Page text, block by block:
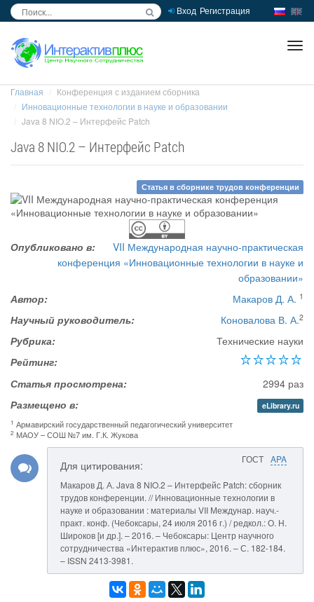
Вход Регистрация
Главная
Конференция с изданием сборника
Инновационные технологии в науке и образовании
Java 8 NIO.2 – Интерфейс Patch
Java 8 NIO.2 – Интерфейс Patch
Статья в сборнике трудов конференции
Опубликовано в:
VII Международная научно-практическая
конференция «Инновационные технологии в науке и
образовании»
Автор:
Макаров Д. А. 1
Научный руководитель: Коновалова В. А.2
Рубрика:
Технические науки
Рейтинг:
Статья просмотрена:
2994 раз
Размещено в:
eLibrary.ru
1 Армавирский государственный педагогический университет
2 МАОУ – СОШ №7 им. Г.К. Жукова
ГОСТ APA
Для цитирования:
Макаров Д. А. Java 8 NIO.2 – Интерфейс Patch: сборник
трудов конференции. // Инновационные технологии в
науке и образовании : материалы VII Междунар. науч.-
практ. конф. (Чебоксары, 24 июля 2016 г.) / редкол.: О. Н.
Широков [и др.]. – 2016. – Чебоксары: Центр научного
сотрудничества «Интерактив плюс», 2016. – С. 182-184.
– ISSN 2413-3981.